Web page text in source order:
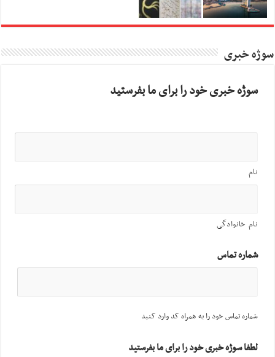
سوژه خبری
سوژه خبری خود را برای ما بفرستید
نام
نام خانوادگی
شماره تماس
شماره تماس خود را به همراه کد وارد کنید
لطفا سوژه خبری خود را برای ما بفرستید